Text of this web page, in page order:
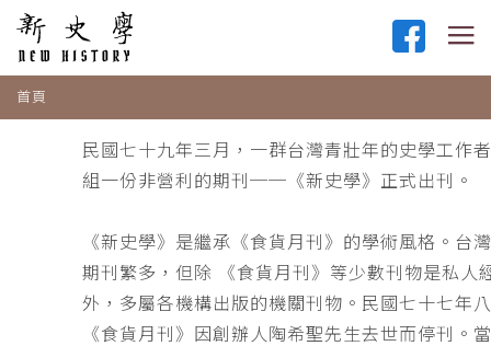
首頁
民國七十九年三月，一群台灣青壯年的史學工作
組一份非營利的期刊──《新史學》正式出刊。
《新史學》是繼承《食貨月刊》的學術風格。台
期刊繁多，但除 《食貨月刊》等少數刊物是私人
外，多屬各機構出版的機關刊物。民國七十七年
《食貨月刊》因創辦人陶希聖先生去世而停刊。